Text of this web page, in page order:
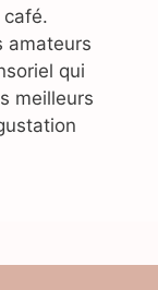
café.
amateurs
qui
meilleurs